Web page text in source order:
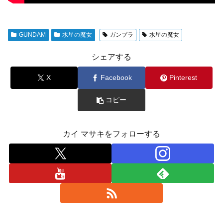
GUNDAM 水星の魔女 ガンプラ 水星の魔女
シェアする
X Facebook Pinterest
コピー
カイ マサキをフォローする